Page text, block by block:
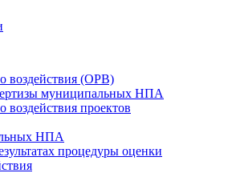
воздействия (ОРВ)
муниципальных НПА
проектов
НПА
процедуры оценки